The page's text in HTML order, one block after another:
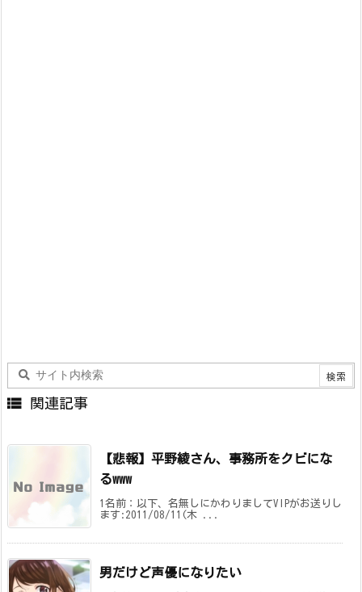
 関連記事
【悲報】平野綾さん、事務所をクビにな
るwww
1名前：以下、名無しにかわりましてVIPがお送りし
ます:2011/08/11(木 ...
男だけど声優になりたい